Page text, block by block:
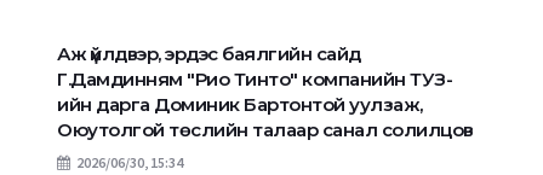
Аж үйлдвэр, эрдэс баялгийн сайд
Г.Дамдинням "Рио Тинто" компанийн ТУЗ-
ийн дарга Доминик Бартонтой уулзаж,
Оюутолгой төслийн талаар санал солилцов
2026/06/30, 15:34